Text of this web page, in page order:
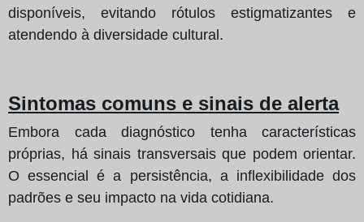
disponíveis, evitando rótulos estigmatizantes e
atendendo à diversidade cultural.
Sintomas comuns e sinais de alerta
Embora cada diagnóstico tenha características
próprias, há sinais transversais que podem orientar.
O essencial é a persistência, a inflexibilidade dos
padrões e seu impacto na vida cotidiana.